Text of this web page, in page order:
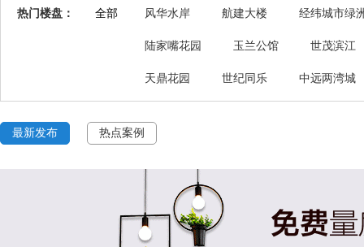
热门楼盘： 全部 风华水岸 航建大楼 经纬城市绿
陆家嘴花园 玉兰公馆 世茂滨江
天鼎花园 世纪同乐 中远两湾城
最新发布 热点案例